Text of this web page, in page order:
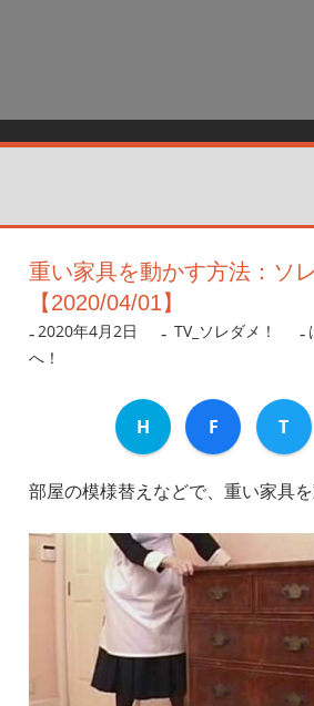
重い家具を動かす方法：ソ
【2020/04/01】
2020年4月2日 nanigoto
TV_ソレダメ！
へ！
H F T
部屋の模様替えなどで、重い家具を